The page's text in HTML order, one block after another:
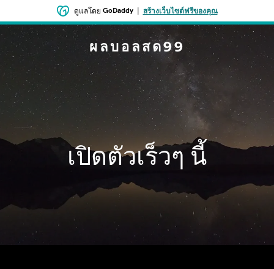
ดูแลโดย GoDaddy| สร้างเว็บไซต์ฟรีของคุณ
ผลบอลสด99
เปิดตัวเร็วๆ นี้